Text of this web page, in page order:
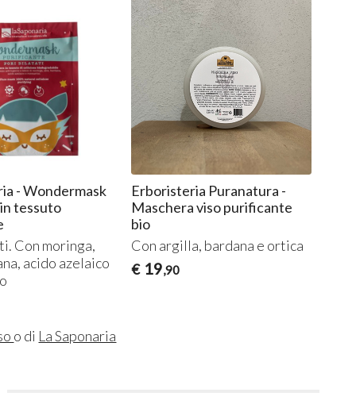
- Wondermask
tessuto
Con moringa,
acido azelaico
Erboristeria Puranatura -
Maschera viso purificante
bio
Con argilla, bardana e ortica
€ 19,90
o di La Saponaria